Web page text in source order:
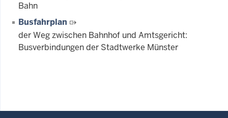
Bahn
Busfahrplan
der Weg zwischen Bahnhof und Amtsgericht:
Busverbindungen der Stadtwerke Münster